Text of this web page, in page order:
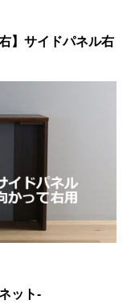
】サイドパネル右
ット-